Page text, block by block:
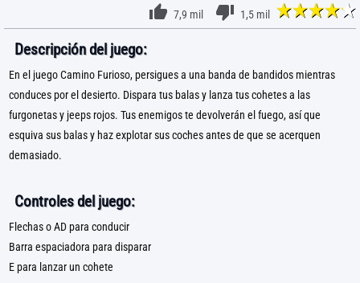
7,9 mil 1,5 mil
Descripción del juego:
En el juego Camino Furioso, persigues a una banda de bandidos mientras
conduces por el desierto. Dispara tus balas y lanza tus cohetes a las
furgonetas y jeeps rojos. Tus enemigos te devolverán el fuego, así que
esquiva sus balas y haz explotar sus coches antes de que se acerquen
demasiado.
Controles del juego:
Flechas o AD para conducir
Barra espaciadora para disparar
E para lanzar un cohete